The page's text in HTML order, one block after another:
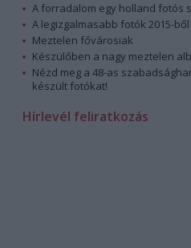
A forradalom egy holland fotós
A legizgalmasabb fotók 2015-ből
Meztelen fővárosiak
Készülőben a nagy meztelen
Nézd meg a 48-as
készült fotókat!
Hírlevél feliratkozás